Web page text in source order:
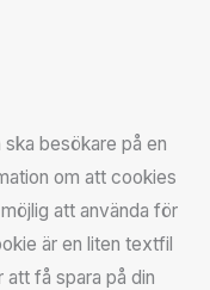
besökare på en
om att cookies
att använda för
är en liten textfil
få spara på din